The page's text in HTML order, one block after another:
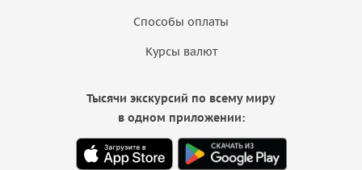
Способы оплаты
Курсы валют
Тысячи экскурсий по всему миру
в одном приложении: